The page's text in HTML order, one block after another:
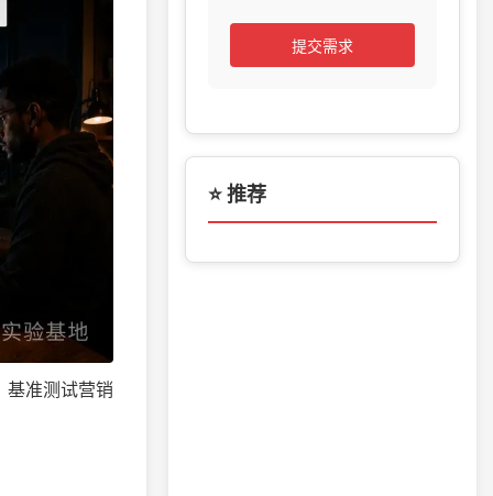
准测试营销
提交需求
⭐ 推荐